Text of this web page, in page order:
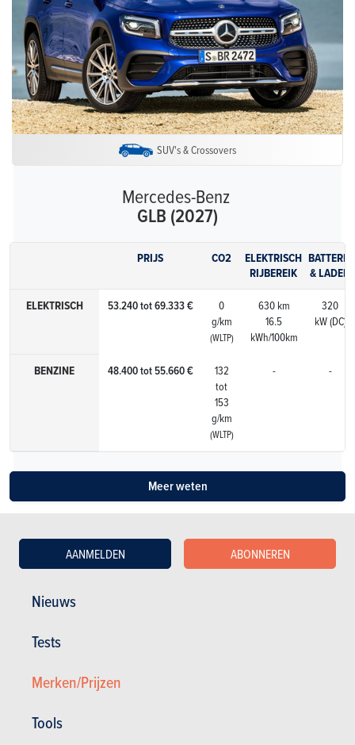
Nieuws
Tests
Merken/Prijzen
Tools
AANMELDEN ABONNEREN
SUV's & Crossovers
Mercedes-Benz
GLB (2027)
PRIJS CO2
ELEKTRISCH
RIJBEREIK
BATTERIJ
& LADEN
ELEKTRISCH
53.240 tot 69.333 €
0
g/km
(WLTP)
630 km
16.5
kWh/100km
320
kW (DC)
BENZINE 48.400 tot 55.660 €
132
tot
153
g/km
(WLTP)
- -
Meer weten